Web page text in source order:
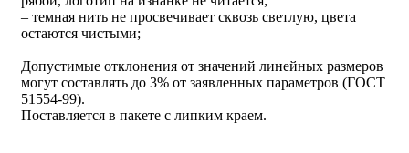
– темная нить не просвечивает сквозь светлую, цвета
остаются чистыми;
Допустимые отклонения от значений линейных размеров
могут составлять до 3% от заявленных параметров (ГОСТ
51554-99).
Поставляется в пакете с липким краем.